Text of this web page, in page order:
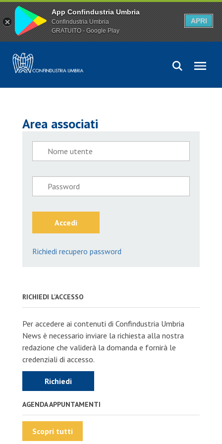
Area associati
Accedi
Richiedi recupero password
RICHIEDI L'ACCESSO
Per accedere ai contenuti di Confindustria Umbria
News è necessario inviare la richiesta alla nostra
redazione che validerà la domanda e fornirà le
credenziali di accesso.
Richiedi
AGENDA APPUNTAMENTI
Scopri tutti
App Confindustria Umbria
Confindustria Umbria
GRATUITO - Google Play
APRI